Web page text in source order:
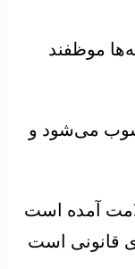
موظفند
می‌شود و
آمده است
قانونی است